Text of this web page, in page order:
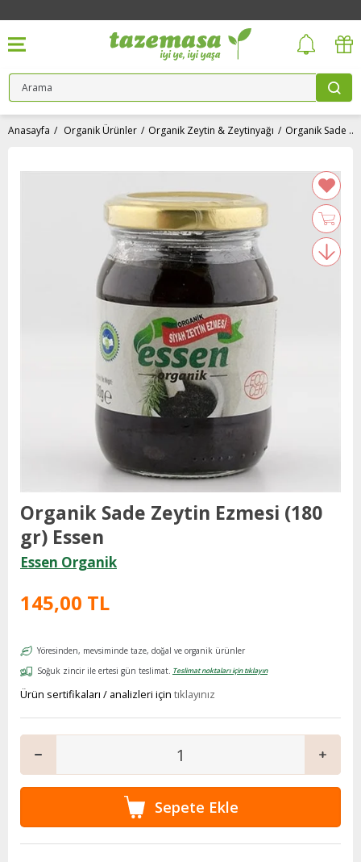
Anasayfa Organik Ürünler Organik Zeytin & Zeytinyağı Organik Sade Zeytin Ezmesi (180 gr) Essen
Organik Sade Zeytin Ezmesi (180
gr) Essen
Essen Organik
145,00 TL
Yöresinden, mevsiminde taze, doğal ve organik ürünler
Soğuk zincir ile ertesi gün teslimat. Teslimat noktaları için tıklayın
Ürün sertifikaları / analizleri için tıklayınız